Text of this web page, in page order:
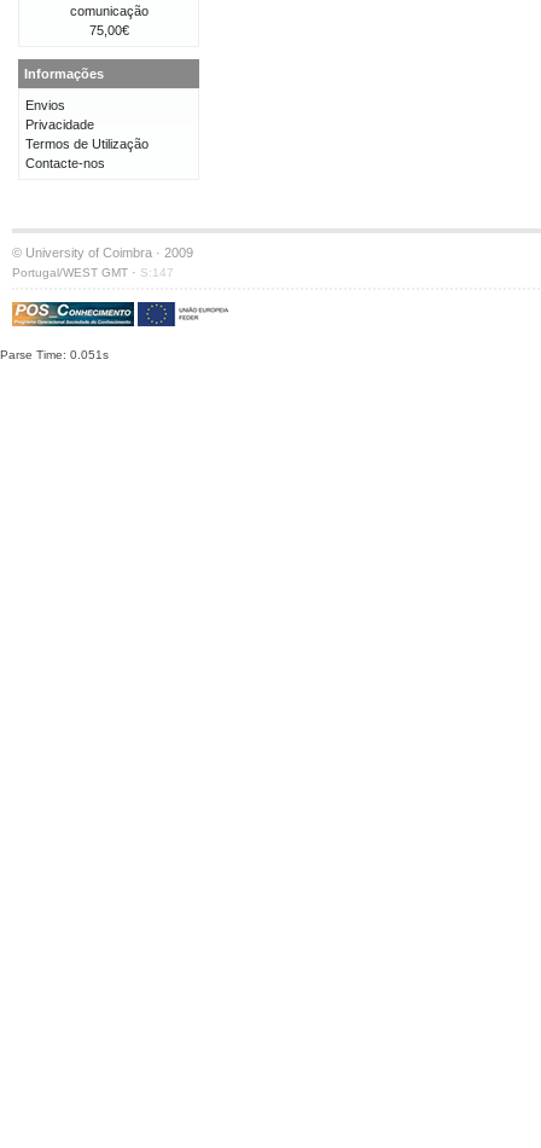
comunicação
75,00€
Informações
Envios
Privacidade
Termos de Utilização
Contacte-nos
© University of Coimbra · 2009
Portugal/WEST GMT · S:147
Parse Time: 0.051s